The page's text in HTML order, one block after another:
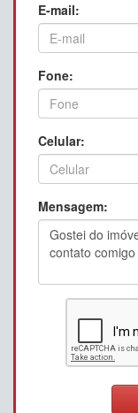
E-mail:
Fone:
Celular:
Mensagem: